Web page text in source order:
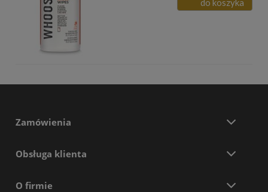
do koszyka
Zamówienia
Obsługa klienta
O firmie